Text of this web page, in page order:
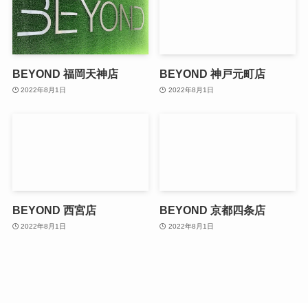
BEYOND 福岡天神店
2022年8月1日
BEYOND 神戸元町店
2022年8月1日
BEYOND 西宮店
2022年8月1日
BEYOND 京都四条店
2022年8月1日